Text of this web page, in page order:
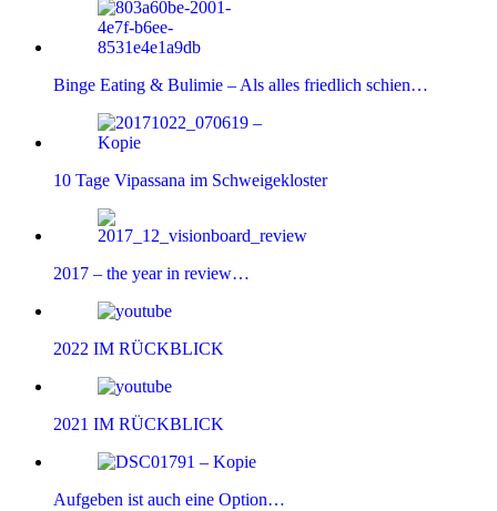
Binge Eating & Bulimie – Als alles friedlich schien…
10 Tage Vipassana im Schweigekloster
2017 – the year in review…
2022 IM RÜCKBLICK
2021 IM RÜCKBLICK
Aufgeben ist auch eine Option…